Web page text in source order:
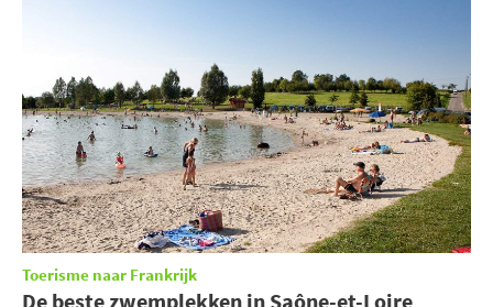
Toerisme naar Frankrijk